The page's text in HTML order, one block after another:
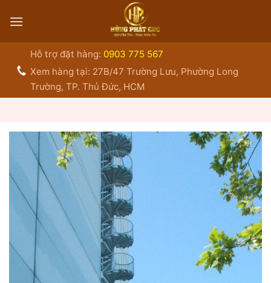
qua
Hỗ trợ đặt hàng: 0903 775 567
Xem hàng tại: 27B/47 Trường Lưu, Phường Long
Trường, TP. Thủ Đức, HCM